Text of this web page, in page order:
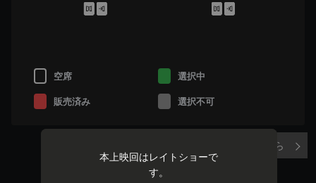
空席 選択中
販売済み 選択不可
実際の座席表はこちら
本上映回はレイトショーで
す。